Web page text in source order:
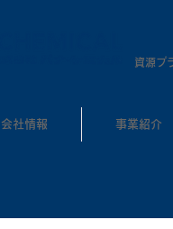
資源プ
会社情報 事業紹介